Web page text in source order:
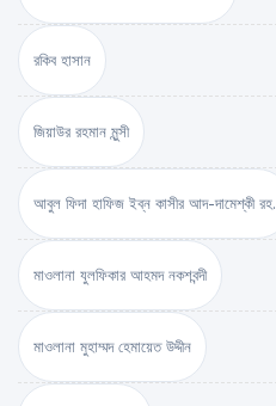
রকিব হাসান
জিয়াউর রহমান মুন্সী
আবুল ফিদা হাফিজ ইব্‌ন কাসীর আদ-দামেশ্‌কী রহ.
মাওলানা যুলফিকার আহমদ নকশবন্দী
মাওলানা মুহাম্মদ হেমায়েত উদ্দীন